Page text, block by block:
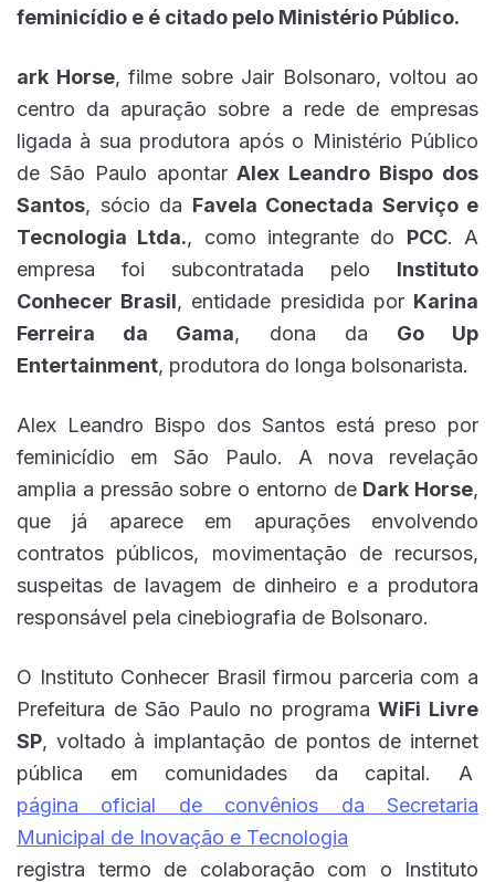
feminicídio e é citado pelo Ministério Público.
ark Horse, filme sobre Jair Bolsonaro, voltou ao
centro da apuração sobre a rede de empresas
ligada à sua produtora após o Ministério Público
de São Paulo apontarAlex Leandro Bispo dos
Santos, sócio da Favela Conectada Serviço e
Tecnologia Ltda., como integrante do PCC. A
empresa foi subcontratada pelo Instituto
Conhecer Brasil, entidade presidida por Karina
Ferreira da Gama, dona da Go Up
Entertainment, produtora do longa bolsonarista.
Alex Leandro Bispo dos Santos está preso por
feminicídio em São Paulo. A nova revelação
amplia a pressão sobre o entorno de Dark Horse,
que já aparece em apurações envolvendo
contratos públicos, movimentação de recursos,
suspeitas de lavagem de dinheiro e a produtora
responsável pela cinebiografia de Bolsonaro.
O Instituto Conhecer Brasil firmou parceria com a
Prefeitura de São Paulo no programaWiFi Livre
SP, voltado à implantação de pontos de internet
pública em comunidades da capital. A
página oficial de convênios da Secretaria
Municipal de Inovação e Tecnologia
registra termo de colaboração com o Instituto